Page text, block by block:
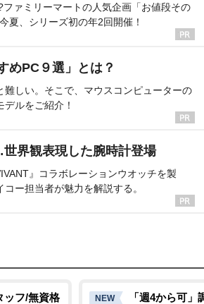
ァミリーマートの人気企画「お値段その
夏、シリーズ初の年2回開催！
めPC９選」とは？
難しい。そこで、マウスコンピューターの
ルをご紹介！
界観表現した腕時計登場
』コラボレーションウオッチを製
ー担当者が魅力を解説する。
ッフ/無資格
NEW
「週4から可